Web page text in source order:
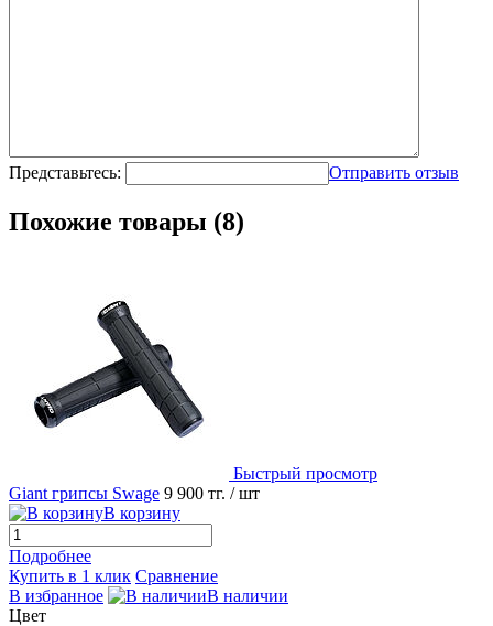
Представьтесь: Отправить отзыв
Похожие товары (8)
Быстрый просмотр
Giant грипсы Swage 9 900 тг. / шт
В корзину
Подробнее
Купить в 1 клик Сравнение
В избранное
В наличии
Цвет